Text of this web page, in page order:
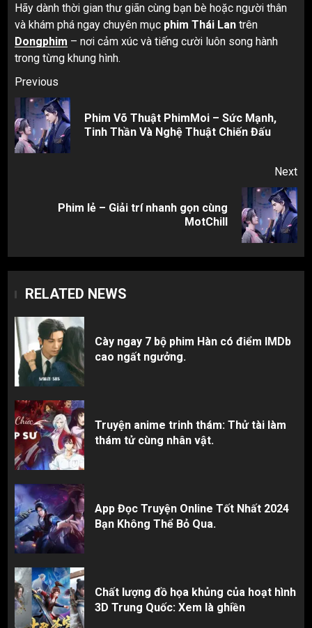
Hãy dành thời gian thư giãn cùng bạn bè hoặc người thân
và khám phá ngay chuyên mục phim Thái Lan trên
Dongphim – nơi cảm xúc và tiếng cười luôn song hành
trong từng khung hình.
Post
navigation
Previous
Phim Võ Thuật PhimMoi – Sức Mạnh,
Tinh Thần Và Nghệ Thuật Chiến Đấu
Next
Phim lẻ – Giải trí nhanh gọn cùng
MotChill
RELATED NEWS
Cày ngay 7 bộ phim Hàn có điểm IMDb
cao ngất ngưởng.
Truyện anime trinh thám: Thử tài làm
thám tử cùng nhân vật.
App Đọc Truyện Online Tốt Nhất 2024
Bạn Không Thể Bỏ Qua.
Chất lượng đồ họa khủng của hoạt hình
3D Trung Quốc: Xem là ghiền